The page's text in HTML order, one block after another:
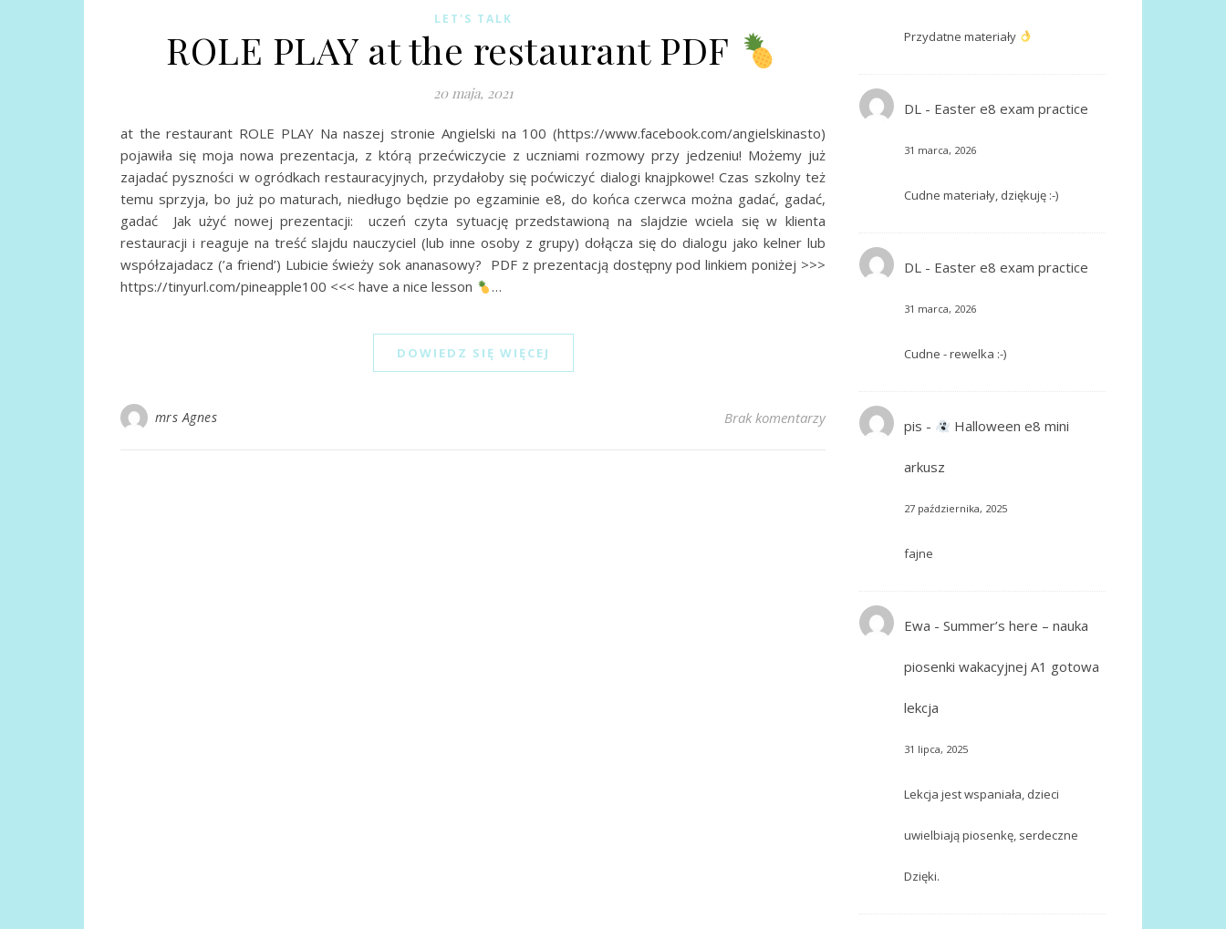
LET'S TALK
ROLE PLAY at the restaurant PDF
20 maja, 2021
at the restaurant ROLE PLAY Na naszej stronie Angielski na 100 (https://www.facebook.com/angielskinasto)
pojawiła się moja nowa prezentacja, z którą przećwiczycie z uczniami rozmowy przy jedzeniu! Możemy już
zajadać pyszności w ogródkach restauracyjnych, przydałoby się poćwiczyć dialogi knajpkowe! Czas szkolny też
temu sprzyja, bo już po maturach, niedługo będzie po egzaminie e8, do końca czerwca można gadać, gadać,
gadać Jak użyć nowej prezentacji: uczeń czyta sytuację przedstawioną na slajdzie wciela się w klienta
restauracji i reaguje na treść slajdu nauczyciel (lub inne osoby z grupy) dołącza się do dialogu jako kelner lub
współzajadacz (’a friend’) Lubicie świeży sok ananasowy? PDF z prezentacją dostępny pod linkiem poniżej >>>
https://tinyurl.com/pineapple100 <<< have a nice lesson
…
DOWIEDZ SIĘ WIĘCEJ
mrs Agnes Brak komentarzy
Przydatne materiały
DL- Easter e8 exam practice
31 marca, 2026
Cudne materiały, dziękuję :-)
DL- Easter e8 exam practice
31 marca, 2026
Cudne - rewelka :-)
pis - Halloween e8 mini
arkusz
27 października, 2025
fajne
Ewa - Summer’s here – nauka
piosenki wakacyjnej A1 gotowa
lekcja
31 lipca, 2025
Lekcja jest wspaniała, dzieci
uwielbiają piosenkę, serdeczne
Dzięki.